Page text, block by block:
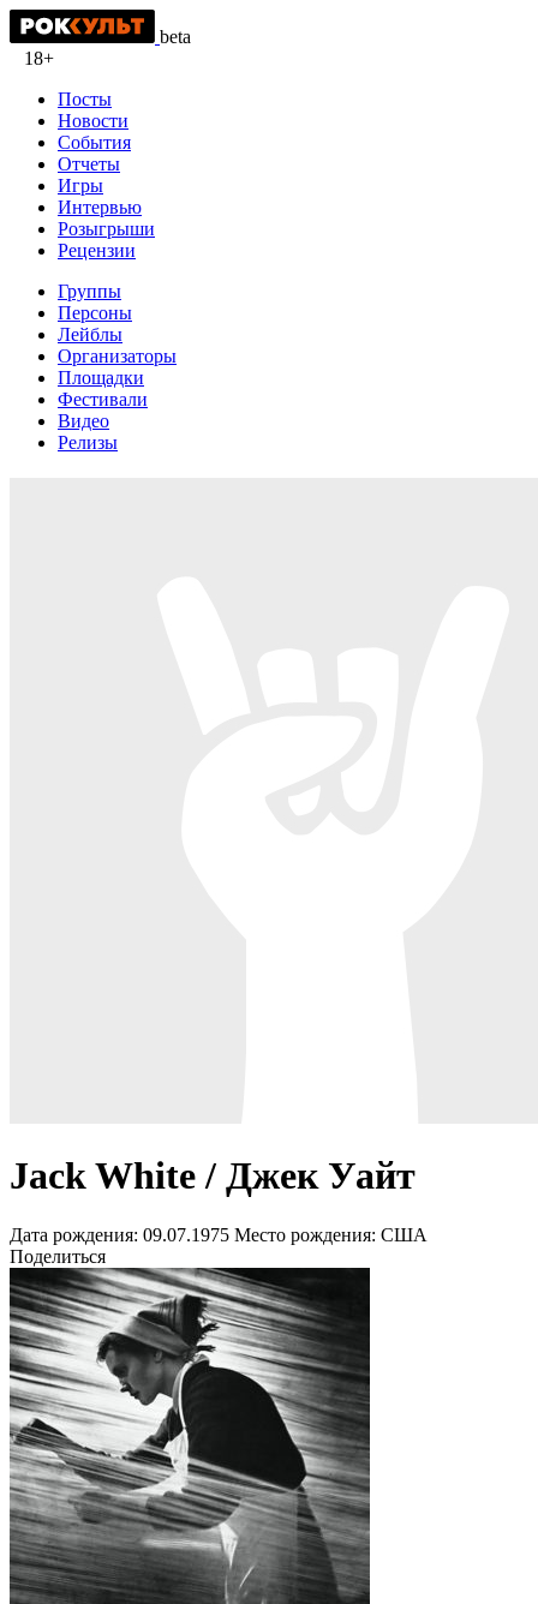
beta
18+
Посты
Новости
События
Отчеты
Игры
Интервью
Розыгрыши
Рецензии
Группы
Персоны
Лейблы
Организаторы
Площадки
Фестивали
Видео
Релизы
Jack White / Джек Уайт
Дата рождения: 09.07.1975 Место рождения: США
Поделиться